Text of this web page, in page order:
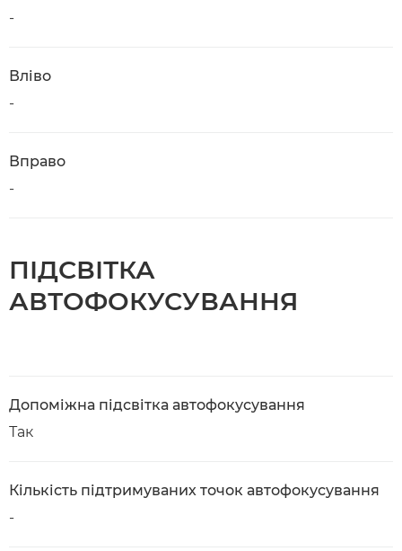
-
Вліво
-
Вправо
-
ПІДСВІТКА
АВТОФОКУСУВАННЯ
Допоміжна підсвітка автофокусування
Так
Кількість підтримуваних точок автофокусування
-